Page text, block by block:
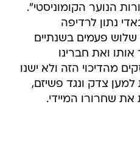
הנוער הקומוניסטי".
נתון לרדיפה
שלוש פעמים בשנתיים
ואת חברינו
מהדיכוי הזה ולא ישנו
למען צדק ונגד פשיזם,
את שחרורו המיידי.